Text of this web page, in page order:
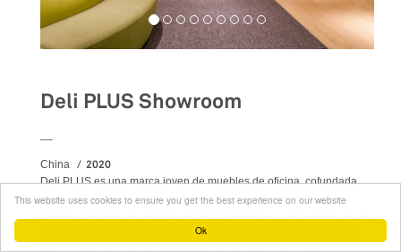
Ok
This website uses cookies to ensure you get the best experience on our website
Deli PLUS Showroom
China 2020
Deli PLUS es una marca joven de muebles de oficina, cofundada
por Deli Group de China y el grupo PLUS de Japón. Area-17 ha
impregnar este nuevo concepto con la cultura y los principios del